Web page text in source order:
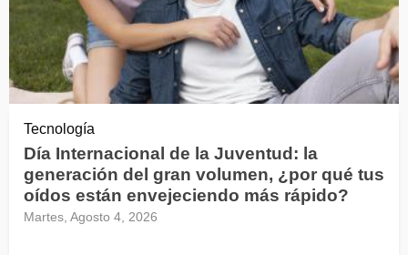
Tecnología
Día Internacional de la Juventud: la
generación del gran volumen, ¿por qué tus
oídos están envejeciendo más rápido?
Martes, Agosto 4, 2026